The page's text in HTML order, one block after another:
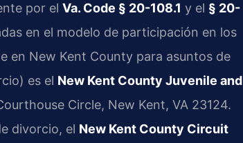
por el Va. Code § 20-108.1 y el § 20-
en el modelo de participación en los
en New Kent County para asuntos de
es el New Kent County Juvenile and
Circle, New Kent, VA 23124.
divorcio, el New Kent County Circuit